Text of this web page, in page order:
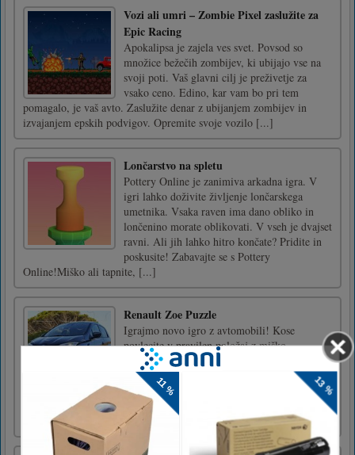
Vozi ali umri – Zombie Pixel zaslužite za
Epic Racing
Apokalipsa je zajela ves svet. Povsod so
množice bežečih zombijev, ki ubijajo vse na
svoji poti. Vaš glavni cilj je preživetje za
vsako ceno. Edino, kar vam bo pri tem
pomagalo, je vaš avto. Zaslužite denar z ubijanjem zombijev in
izvajanjem epskih podvigov. Opremite svoje vozilo [...]
Lončarstvo na spletu
Pottery Online je zanimiva arkadna igra. V
igri lahko doživite življenje lončarskega
umetnika. Vsaka raven ima dano obliko in
lončenino morate oblikovati. V vseh je dvajset
ravni. Ali jih lahko hitro končate? Pridite in
poskusite! Zabavajte se s Pottery
Online!Miško ali tapnite, [...]
Renault Zoe Puzzle
Igrajmo novo igro z avtomobili! Kose
povlecite v pravilen položaj z miško.
Reševanje ugank je sproščujoča stvar,
nagrajujoča, za reševanje teh sestavljank
morate porabiti nekaj minut. Za vsako sliko
imate tri načine, od najlažjega do najtežjega.
Lepo se imejte v Renault Zoe Puzzl [...]